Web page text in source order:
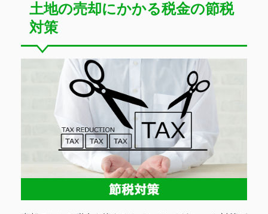
土地の売却にかかる税金の節税
対策